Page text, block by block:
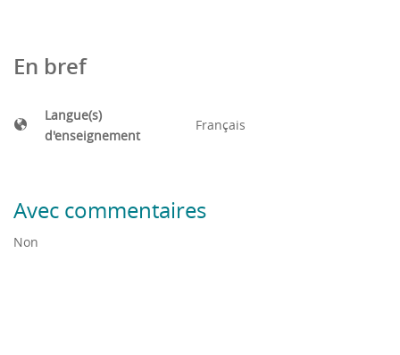
En bref
Langue(s)
d'enseignement
Français
Avec commentaires
Non